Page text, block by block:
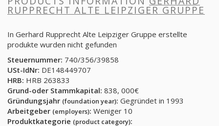
RUPPRECHT ALTE LEIPZIGER GRUPPE
In Gerhard Rupprecht Alte Leipziger Gruppe erstellte
produkte wurden nicht gefunden
Steuernummer: 740/356/39858
USt-IdNr: DE148449707
HRB: HRB 263833
Grund-oder Stammkapital: 838, 000€
Gründungsjahr (foundation year): Gegründet in 1993
Arbeitgeber (employers): Weniger 10
Produktkategorie (product category):